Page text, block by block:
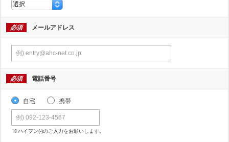
必須 メールアドレス
必須 電話番号
自宅 携帯
※ハイフン(-)のご入力をお願いします。